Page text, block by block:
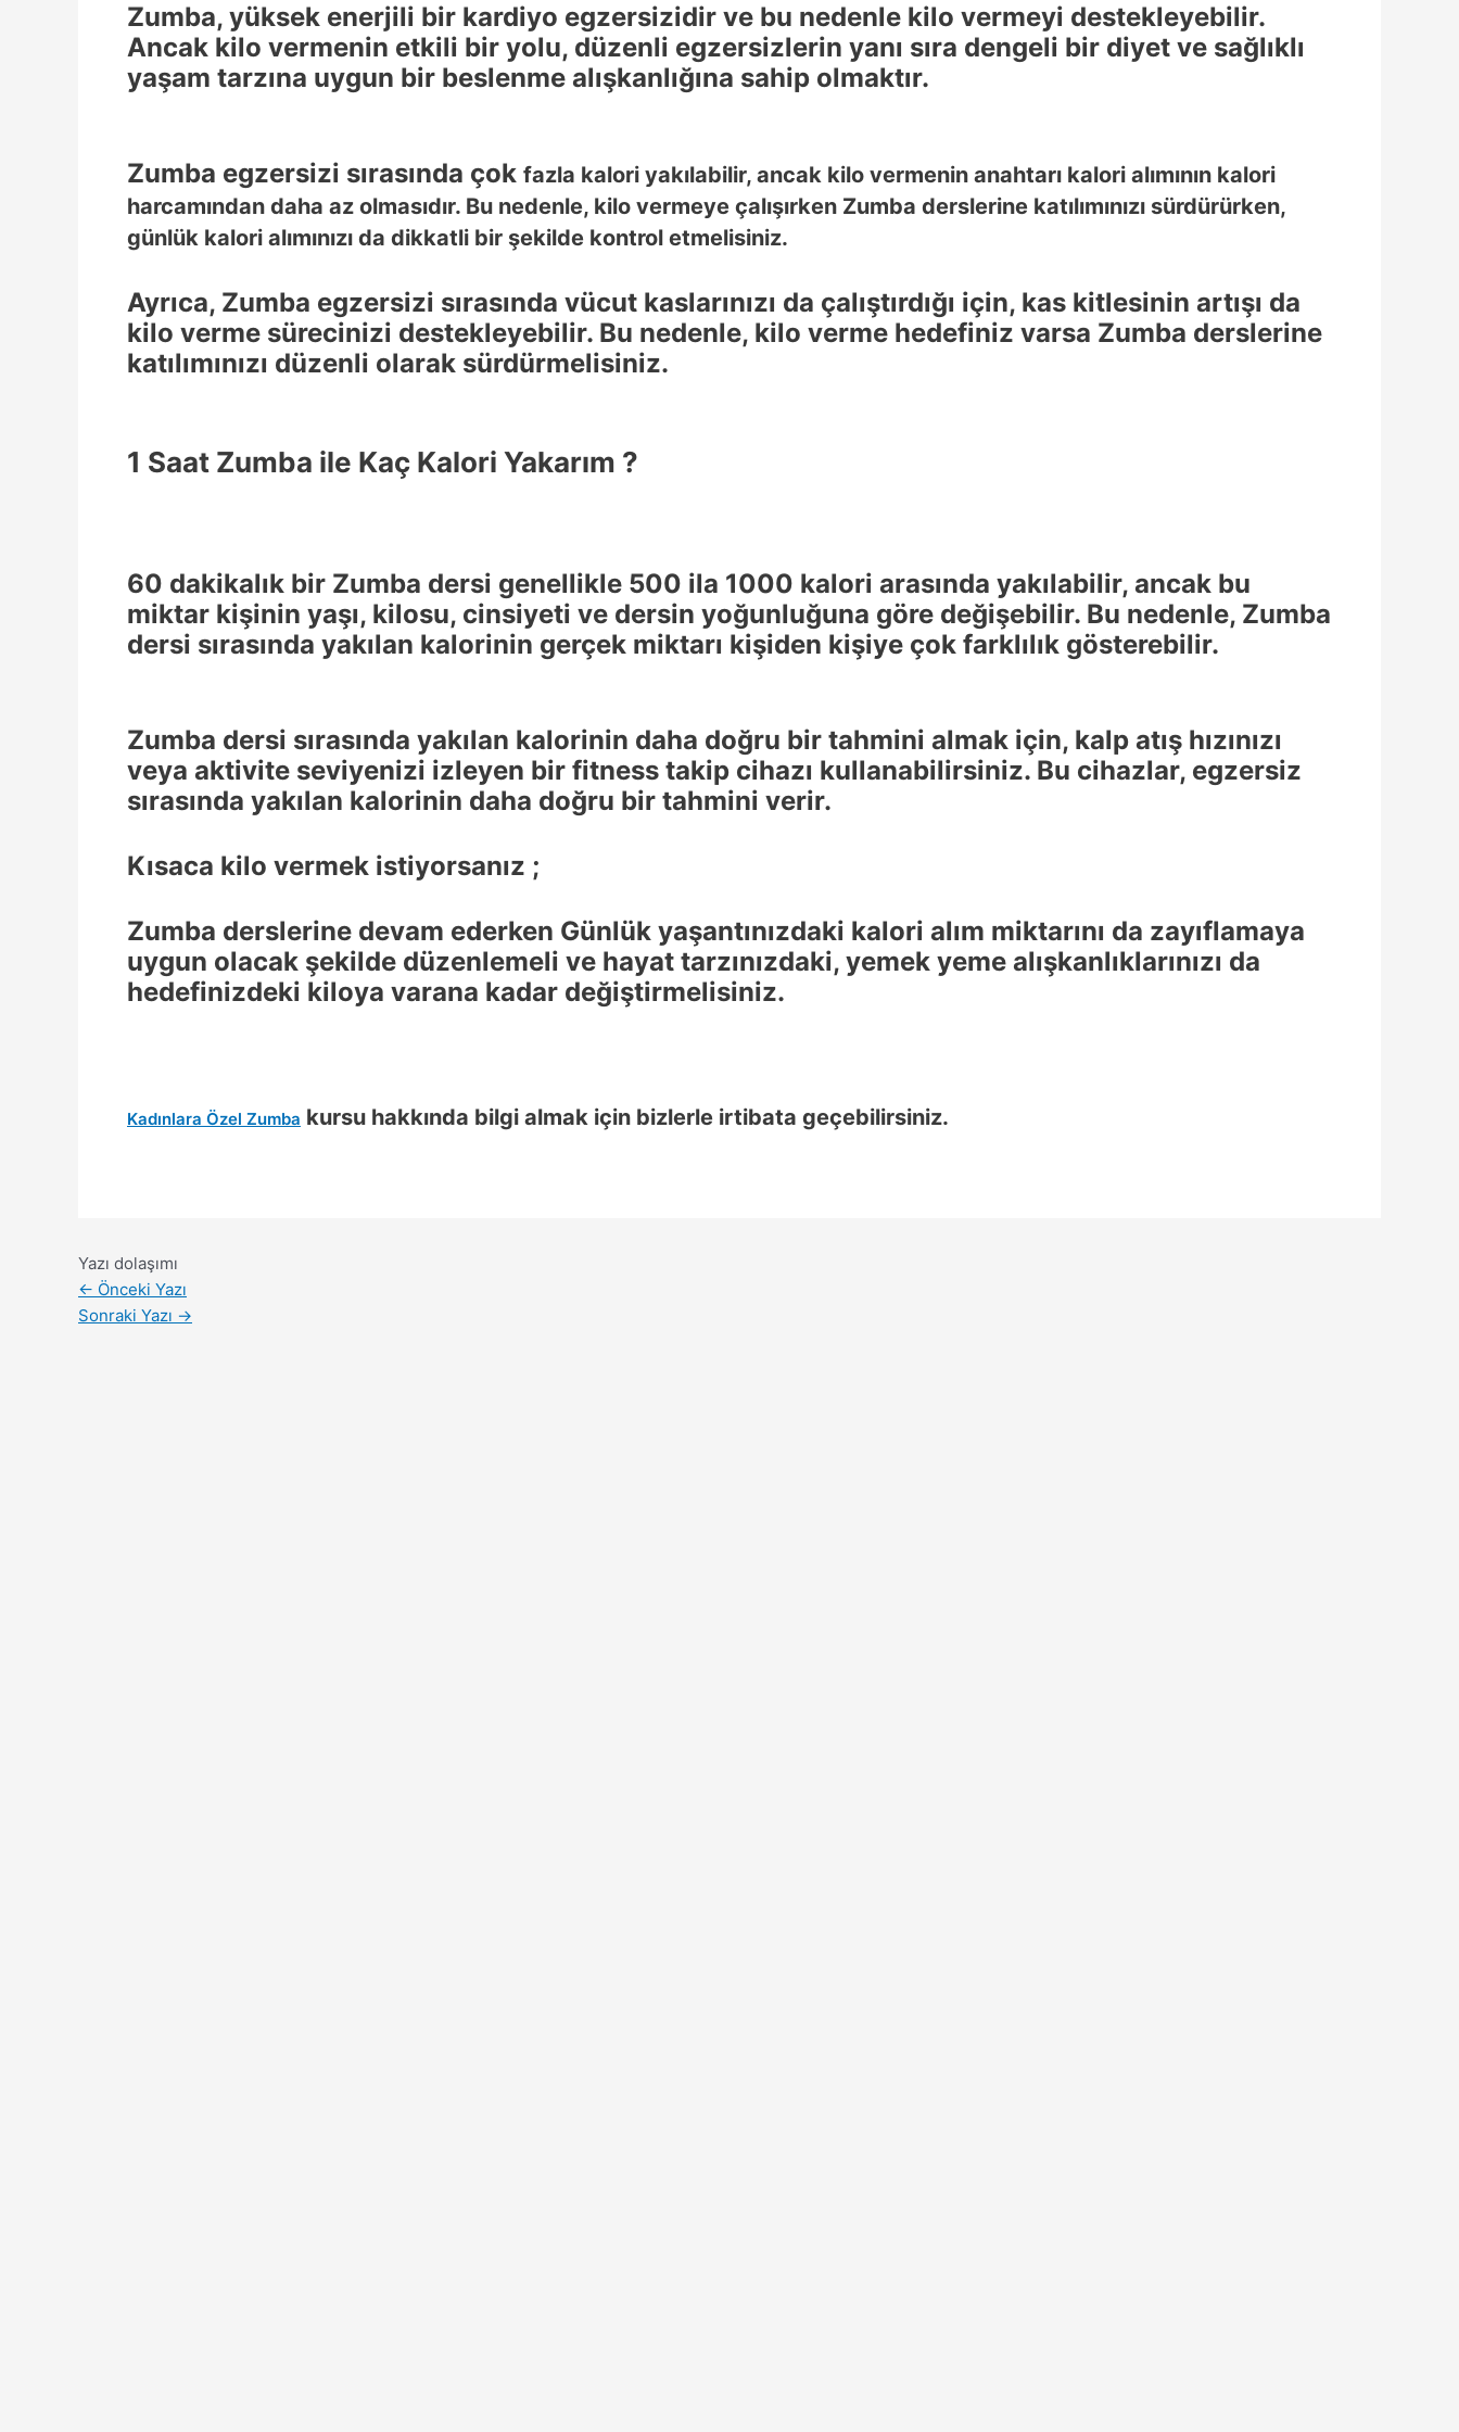
Zumba, yüksek enerjili bir kardiyo egzersizidir ve bu nedenle kilo vermeyi destekleyebilir.
Ancak kilo vermenin etkili bir yolu, düzenli egzersizlerin yanı sıra dengeli bir diyet ve sağlıklı
yaşam tarzına uygun bir beslenme alışkanlığına sahip olmaktır.
Zumba egzersizi sırasında çok fazla kalori yakılabilir, ancak kilo vermenin anahtarı kalori alımının kalori
harcamından daha az olmasıdır. Bu nedenle, kilo vermeye çalışırken Zumba derslerine katılımınızı sürdürürken,
günlük kalori alımınızı da dikkatli bir şekilde kontrol etmelisiniz.
Ayrıca, Zumba egzersizi sırasında vücut kaslarınızı da çalıştırdığı için, kas kitlesinin artışı da
kilo verme sürecinizi destekleyebilir. Bu nedenle, kilo verme hedefiniz varsa Zumba derslerine
katılımınızı düzenli olarak sürdürmelisiniz.
1 Saat Zumba ile Kaç Kalori Yakarım ?
60 dakikalık bir Zumba dersi genellikle 500 ila 1000 kalori arasında yakılabilir, ancak bu
miktar kişinin yaşı, kilosu, cinsiyeti ve dersin yoğunluğuna göre değişebilir. Bu nedenle, Zumba
dersi sırasında yakılan kalorinin gerçek miktarı kişiden kişiye çok farklılık gösterebilir.
Zumba dersi sırasında yakılan kalorinin daha doğru bir tahmini almak için, kalp atış hızınızı
veya aktivite seviyenizi izleyen bir fitness takip cihazı kullanabilirsiniz. Bu cihazlar, egzersiz
sırasında yakılan kalorinin daha doğru bir tahmini verir.
Kısaca kilo vermek istiyorsanız ;
Zumba derslerine devam ederken Günlük yaşantınızdaki kalori alım miktarını da zayıflamaya
uygun olacak şekilde düzenlemeli ve hayat tarzınızdaki, yemek yeme alışkanlıklarınızı da
hedefinizdeki kiloya varana kadar değiştirmelisiniz.
Kadınlara Özel Zumba kursu hakkında bilgi almak için bizlerle irtibata geçebilirsiniz.
Yazı dolaşımı
← Önceki Yazı
Sonraki Yazı →